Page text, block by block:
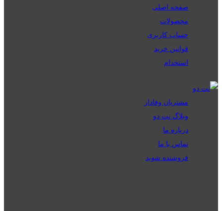
صفحه اصلی
محصولات
حساب کاربری
قوانین خرید
استخدام
مشتریان وفادار
وبلاگ نت دو
درباره ما
تماس با ما
فروشنده شوید